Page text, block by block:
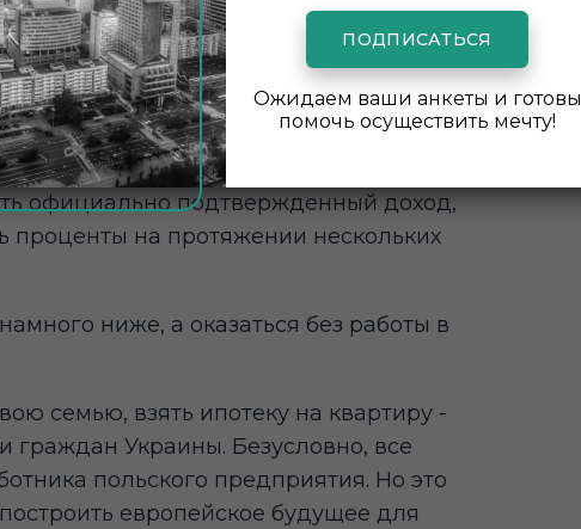
имея при этом уверенность в
кредитование как таковое
оформлена, придется собрать
на выплату высоких
официально подтвержденный доход,
проценты на протяжении нескольких
ниже, а оказаться без работы в
семью, взять ипотеку на квартиру -
граждан Украины. Безусловно, все
польского предприятия. Но это
европейское будущее для
ПОДПИСАТЬСЯ
Ожидаем ваши анкеты и готовы
помочь осуществить мечту!